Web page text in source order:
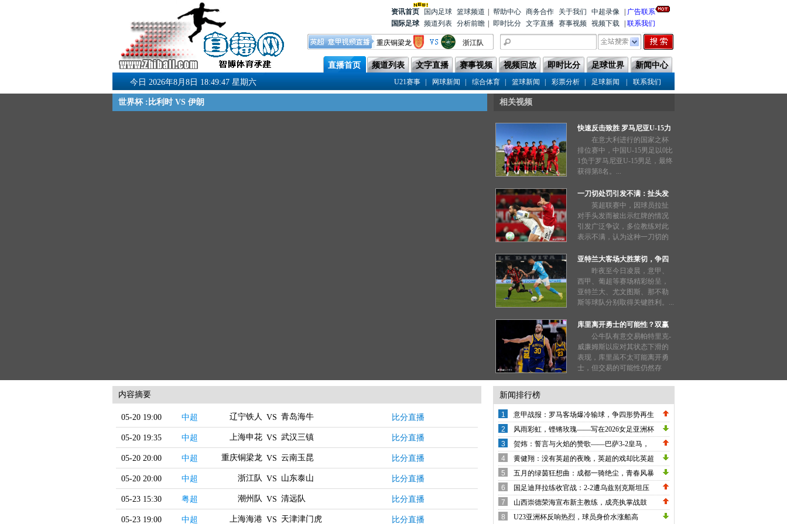
资讯首页 国内足球 篮球频道
国际足球 频道列表 分析前瞻
帮助中心 商务合作 关于我们 中超录像
广告联系
即时比分 文字直播 赛事视频 视频下载
联系我们
重庆铜梁龙
浙江队
青岛西海岸
成都蓉城
云南玉昆
上海海港
河南队
青岛海牛
直播首页 频道列表 文字直播 赛事视频 视频回放 即时比分 足球世界 新闻中心
U21赛事 | 网球新闻 | 综合体育 | 篮球新闻 | 彩票分析 | 足球新闻 | 联系我们
今日 2026年8月8日 18:49:48 星期六
世界杯 :比利时 VS 伊朗 相关视频
快速反击致胜 罗马尼亚U-15力
压中国队
在意大利进行的国家之杯
排位赛中，中国U-15男足以0比
1负于罗马尼亚U-15男足，最终
获得第8名。...
一刀切处罚引发不满：扯头发
也能被禁赛三场？
英超联赛中，因球员拉扯
对手头发而被出示红牌的情况
引发广泛争议，多位教练对此
表示不满，认为这种一刀切的
亚特兰大客场大胜莱切，争四
形势明朗昨夜至今日凌晨，意甲、
西甲、葡超等赛场精彩纷呈，
亚特兰大、尤文图斯、那不勒
斯等球队分别取得关键胜利。...
库里离开勇士的可能性？双赢
局面值得探讨！
公牛队有意交易帕特里克-
威廉姆斯以应对其状态下滑的
表现，库里虽不太可能离开勇
士，但交易的可能性仍然存
在；...
内容摘要
05-20 19:00 中超 辽宁铁人 VS 青岛海牛 比分直播
05-20 19:35 中超 上海申花 VS 武汉三镇 比分直播
05-20 20:00 中超 重庆铜梁龙 VS 云南玉昆 比分直播
05-20 20:00 中超 浙江队 VS 山东泰山 比分直播
05-23 15:30 粤超 潮州队 VS 清远队 比分直播
05-23 19:00 中超 上海海港 VS 天津津门虎 比分直播
新闻排行榜
1
意甲战报：罗马客场爆冷输球，争四形势再生
变数，劳塔罗刷新纪录国米高歌猛进！
2
风雨彩虹，铿锵玫瑰——写在2026女足亚洲杯
备战关键节点的深情礼赞
3
贺炜：誓言与火焰的赞歌——巴萨3-2皇马，
西甲冠军悬念在五月重生
4
黄健翔：没有英超的夜晚，英超的戏却比英超
还英超！
5
五月的绿茵狂想曲：成都一骑绝尘，青春风暴
席卷中超
6
国足迪拜拉练收官战：2-2遭乌兹别克斯坦压
哨绝平，邵佳一执教初现战术雏形
7
山西崇德荣海宣布新主教练，成亮执掌战鼓
8
U23亚洲杯反响热烈，球员身价水涨船高